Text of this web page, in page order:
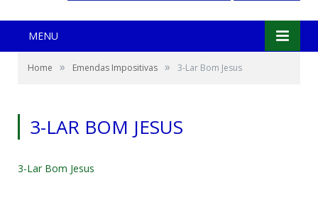
MENU
Home » Emendas Impositivas » 3-Lar Bom Jesus
3-LAR BOM JESUS
3-Lar Bom Jesus